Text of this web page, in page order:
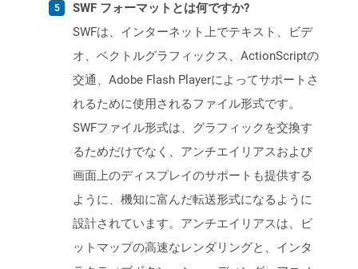
SWF フォーマットとは何ですか?
SWFは、インターネット上でテキスト、ビデ
オ、ベクトルグラフィックス、ActionScriptの
交通、Adobe Flash Playerによってサポートさ
れるために使用されるファイル形式です。
SWFファイル形式は、グラフィックを交換す
るためだけでなく、アンチエイリアスおよび
画面上のディスプレイのサポートも提供する
ように、機知に富んだ転送形式になるように
設計されています。アンチエイリアスは、ビ
ットマップの高速なレンダリングと、インタ